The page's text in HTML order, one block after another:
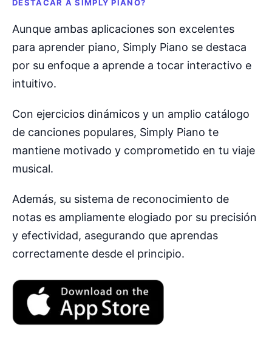
DESTACAR A SIMPLY PIANO?
Aunque ambas aplicaciones son excelentes
para aprender piano, Simply Piano se destaca
por su enfoque a aprende a tocar interactivo e
intuitivo.
Con ejercicios dinámicos y un amplio catálogo
de canciones populares, Simply Piano te
mantiene motivado y comprometido en tu viaje
musical.
Además, su sistema de reconocimiento de
notas es ampliamente elogiado por su precisión
y efectividad, asegurando que aprendas
correctamente desde el principio.